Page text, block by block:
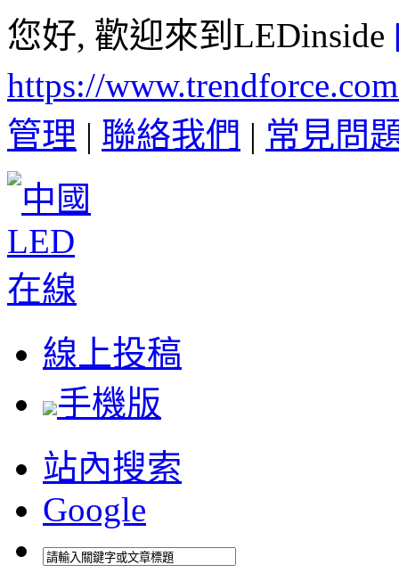
您好, 歡迎來到LEDinside
https://
管理 | 聯絡我們 | 常見問
線上投稿
手機版
站內搜索
Google